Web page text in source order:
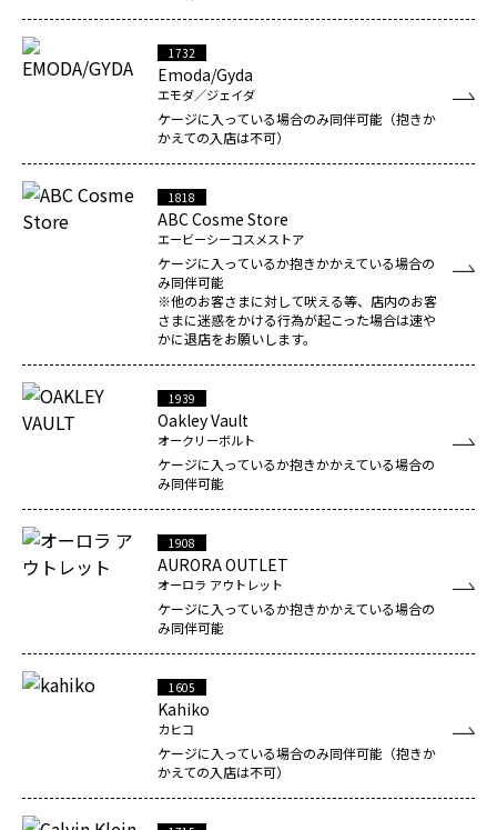
1732
Emoda/Gyda
エモダ／ジェイダ
ケージに入っている場合のみ同伴可能（抱きか
かえての入店は不可）
1818
ABC Cosme Store
エービーシーコスメストア
ケージに入っているか抱きかかえている場合の
み同伴可能
※他のお客さまに対して吠える等、店内のお客
さまに迷惑をかける行為が起こった場合は速や
かに退店をお願いします。
1939
Oakley Vault
オークリーボルト
ケージに入っているか抱きかかえている場合の
み同伴可能
1908
AURORA OUTLET
オーロラ アウトレット
ケージに入っているか抱きかかえている場合の
み同伴可能
1605
Kahiko
カヒコ
ケージに入っている場合のみ同伴可能（抱きか
かえての入店は不可）